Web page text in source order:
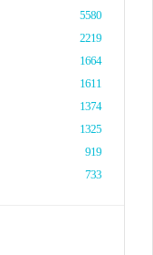
5580
2219
1664
1611
1374
1325
919
733